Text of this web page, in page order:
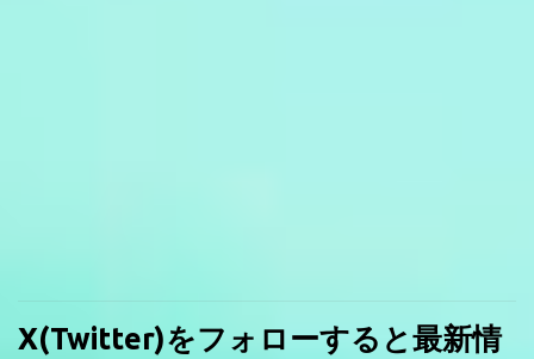
X(Twitter)をフォローすると最新情